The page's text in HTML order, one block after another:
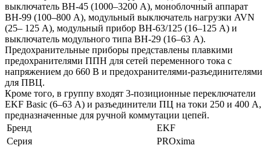
выключатель ВН-45 (1000–3200 А), моноблочный аппарат
ВН-99 (100–800 А), модульный выключатель нагрузки AVN
(25– 125 А), модульный прибор ВН-63/125 (16–125 А) и
выключатель модульного типа ВН-29 (16–63 А).
Предохранительные приборы представлены плавкими
предохранителями ППН для сетей переменного тока с
напряжением до 660 В и предохранителями-разъединителями
для ПВЦ.
Кроме того, в группу входят 3-позиционные переключатели
EKF Basic (6–63 А) и разъединители ПЦ на токи 250 и 400 А,
предназначенные для ручной коммутации цепей.
Бренд
EKF
Серия
PROxima